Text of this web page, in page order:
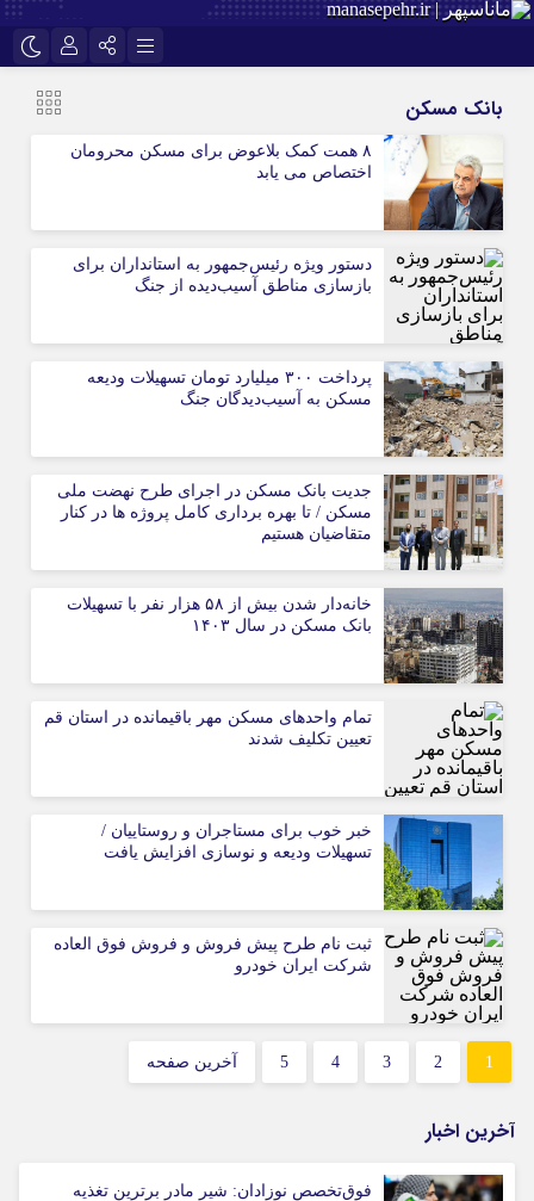
سروش ایتا
آپارات رمز عبور
مرا به خاطر بسپار
بانک مسکن
۸ همت کمک بلاعوض برای مسکن محرومان
اختصاص می یابد
دستور ویژه رئیس‌جمهور به استانداران برای
بازسازی مناطق آسیب‌دیده از جنگ
پرداخت ۳۰۰ میلیارد تومان تسهیلات ودیعه
مسکن به آسیب‌دیدگان جنگ
جدیت بانک مسکن در اجرای طرح نهضت ملی
مسکن / تا بهره برداری کامل پروژه ها در کنار
متقاضیان هستیم
خانه‌دار شدن بیش از ۵۸ هزار نفر با تسهیلات
بانک مسکن در سال ۱۴۰۳
تمام واحدهای مسکن مهر باقیمانده در استان قم
تعیین تکلیف شدند
خبر خوب برای مستاجران و روستاییان /
تسهیلات ودیعه و نوسازی افزایش یافت
ثبت نام طرح پیش فروش و فروش فوق العاده
شرکت ایران خودرو
1
2
3
4
5 آخرین صفحه
آخرین اخبار
فوق‌تخصص نوزادان: شیر مادر برترین تغذیه